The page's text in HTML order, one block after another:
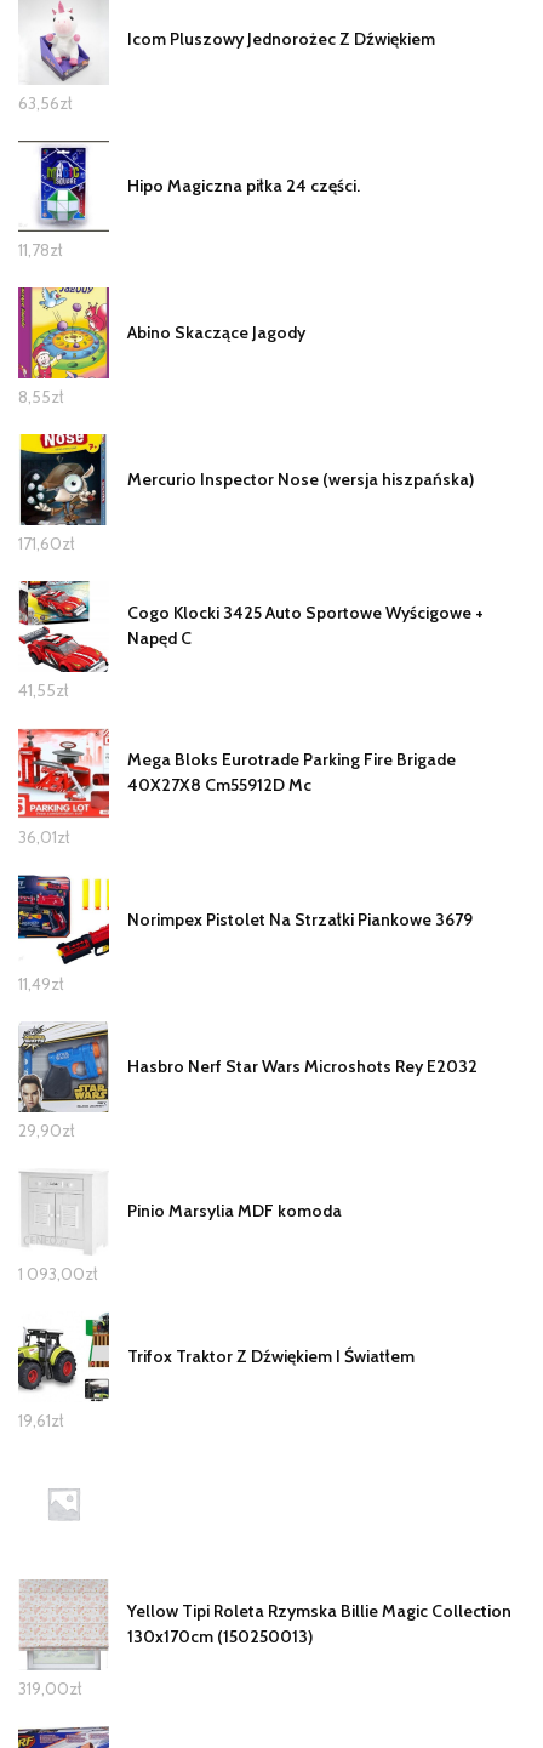
Icom Pluszowy Jednorożec Z Dźwiękiem
63,56zł
Hipo Magiczna piłka 24 części.
11,78zł
Abino Skaczące Jagody
8,55zł
Mercurio Inspector Nose (wersja hiszpańska)
171,60zł
Cogo Klocki 3425 Auto Sportowe Wyścigowe +
Napęd C
41,55zł
Mega Bloks Eurotrade Parking Fire Brigade
40X27X8 Cm55912D Mc
36,01zł
Norimpex Pistolet Na Strzałki Piankowe 3679
11,49zł
Hasbro Nerf Star Wars Microshots Rey E2032
29,90zł
Pinio Marsylia MDF komoda
1 093,00zł
Trifox Traktor Z Dźwiękiem I Światłem
19,61zł
Yellow Tipi Roleta Rzymska Billie Magic Collection
130x170cm (150250013)
319,00zł